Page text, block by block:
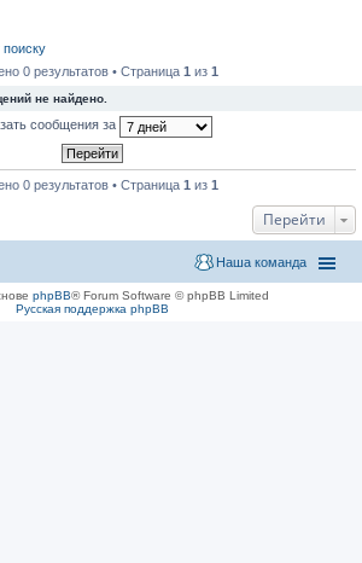
0 результатов • Страница 1 из 1
не найдено.
сообщения за
0 результатов • Страница 1 из 1
Перейти
Наша команда
phpBB® Forum Software © phpBB Limited
Русская поддержка phpBB